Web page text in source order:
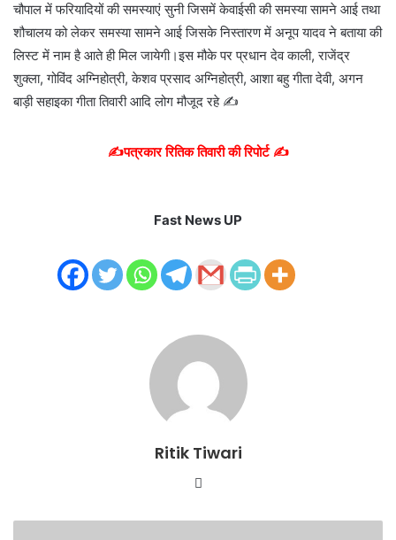
चौपाल में फरियादियों की समस्याएं सुनी जिसमें केवाईसी की समस्या सामने आई तथा
शौचालय को लेकर समस्या सामने आई जिसके निस्तारण में अनूप यादव ने बताया की
लिस्ट में नाम है आते ही मिल जायेगी।इस मौके पर प्रधान देव काली, राजेंद्र
शुक्ला, गोविंद अग्निहोत्री, केशव प्रसाद अग्निहोत्री, आशा बहु गीता देवी, अगन
बाड़ी सहाइका गीता तिवारी आदि लोग मौजूद रहे ✍️
✍️पत्रकार रितिक तिवारी की रिपोर्ट ✍️
Fast News UP
Ritik Tiwari
Website